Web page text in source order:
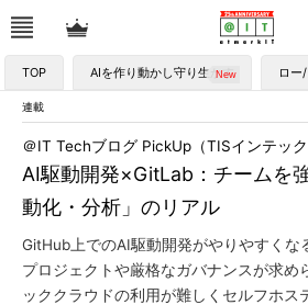
TOP AIを作り動かし守り生かす ロー
連載
AI駆動開発×GitLab：チームを
動化・分析」のリアル
＠IT Techブログ PickUp（TISインテック
GitHub上でのAI駆動開発がやりやすくな
プロジェクトや厳格なガバナンスが求め
ッククラウドの利用が難しくセルフホス